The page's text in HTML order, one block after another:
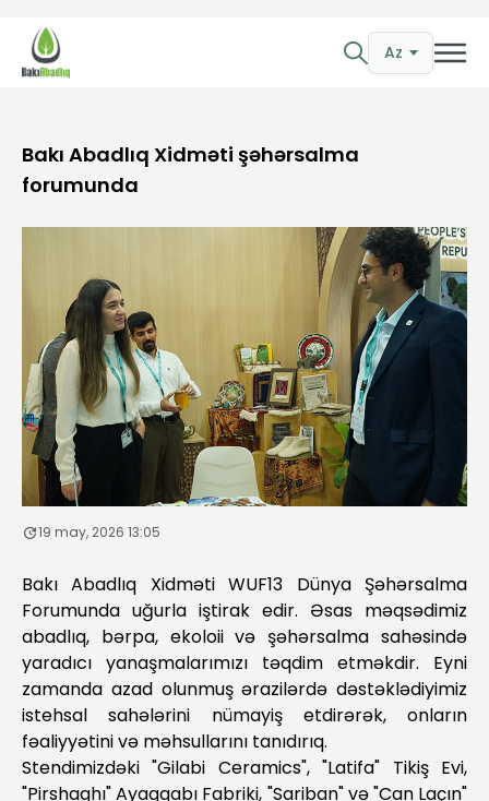
Az
Bakı Abadlıq Xidməti şəhərsalma
forumunda
19 may, 2026 13:05
Bakı Abadlıq Xidməti WUF13 Dünya Şəhərsalma
Forumunda uğurla iştirak edir. Əsas məqsədimiz
abadlıq, bərpa, ekoloii və şəhərsalma sahəsində
yaradıcı yanaşmalarımızı təqdim etməkdir. Eyni
zamanda azad olunmuş ərazilərdə dəstəklədiyimiz
istehsal sahələrini nümayiş etdirərək, onların
fəaliyyətini və məhsullarını tanıdırıq.
Stendimizdəki "Gilabi Ceramics", "Latifa" Tikiş Evi,
"Pirshaghı" Ayaqqabı Fabriki, "Sariban" və "Can Laçın"